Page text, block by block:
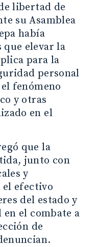
libertad de
su Asamblea
había
que elevar la
para la
personal
fenómeno
y otras
en el
que la
junto con
y
el efectivo
del estado y
el combate a
de